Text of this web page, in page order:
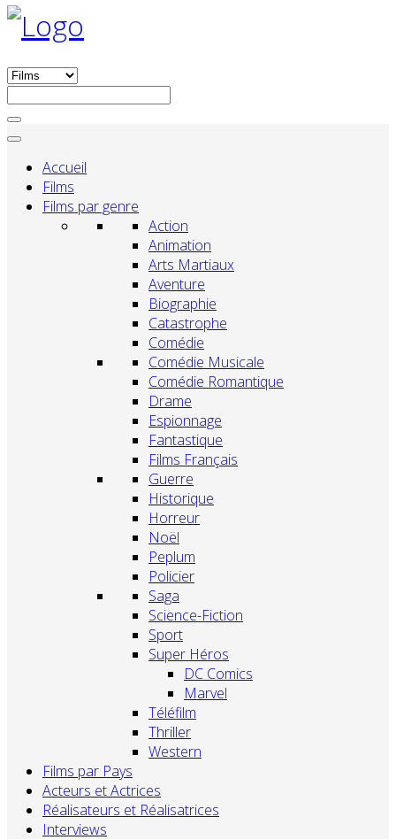
Accueil
Films
Films par genre
Action
Animation
Arts Martiaux
Aventure
Biographie
Catastrophe
Comédie
Comédie Musicale
Comédie Romantique
Drame
Espionnage
Fantastique
Films Français
Guerre
Historique
Horreur
Noël
Peplum
Policier
Saga
Science-Fiction
Sport
Super Héros
DC Comics
Marvel
Téléfilm
Thriller
Western
Films par Pays
Acteurs et Actrices
Réalisateurs et Réalisatrices
Interviews